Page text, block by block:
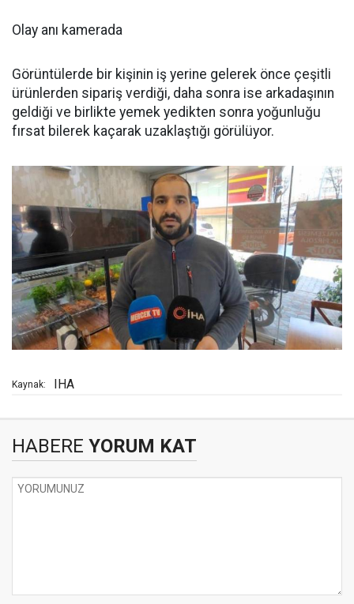
Olay anı kamerada
Görüntülerde bir kişinin iş yerine gelerek önce çeşitli
ürünlerden sipariş verdiği, daha sonra ise arkadaşının
geldiği ve birlikte yemek yedikten sonra yoğunluğu
fırsat bilerek kaçarak uzaklaştığı görülüyor.
Kaynak: IHA
HABERE YORUM KAT